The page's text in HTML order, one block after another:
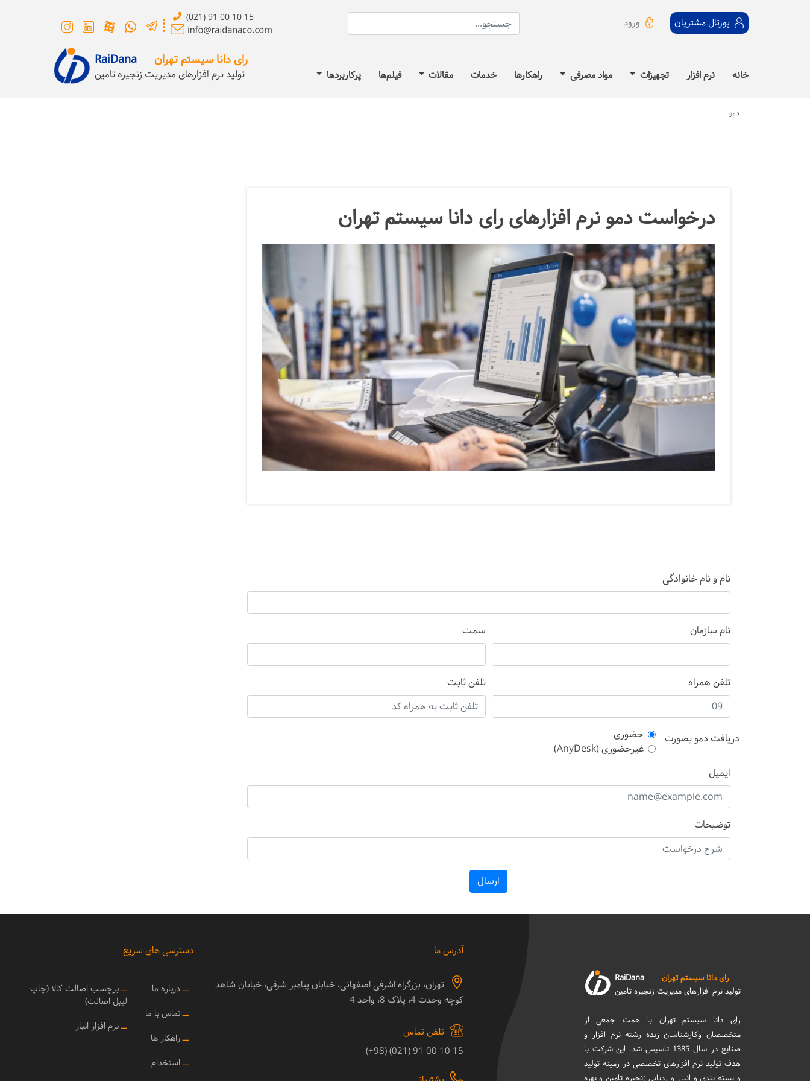
پورتال مشتریان ورود (021) 91 00 10 15
خانه نرم افزار تجهیزات مواد مصرفی راهکارها خدمات مقالات فیلم‌ها پرکاربردها
رای دانا سیستم تهران RaiDana
تولید نرم افزارهای مدیریت زنجیره تامین
دمو
درخواست دمو نرم افزارهای رای دانا سیستم تهران
نام و نام خانوادگی
نام سازمان سمت
تلفن همراه تلفن ثابت
دریافت دمو بصورت
حضوری
غیرحضوری (AnyDesk)
ایمیل
توضیحات
ارسال
رای دانا سیستم تهران
RaiDana
تولید نرم افزارهای مدیریت زنجیره تامین
رای دانا سیستم تهران با همت جمعی از
متخصصان وکارشناسان زبده رشته نرم افزار و
صنایع در سال 1385 تاسیس شد. این شرکت با
هدف تولید نرم افزارهای تخصصی در زمینه تولید
آدرس ما
تهران، بزرگراه اشرفی اصفهانی، خیابان پیامبر شرقی، خیابان شاهد
کوچه وحدت 4، پلاک 8، واحد 4
تلفن تماس
15 10 00 91 (021) (98+)
دسترسی های سریع
ــ درباره ما
ــتماس با ما
ــراهکار ها
ــ استخدام
ــبرچسب اصالت کالا (چاپ
لیبل اصالت)
ــنرم افزار انبار